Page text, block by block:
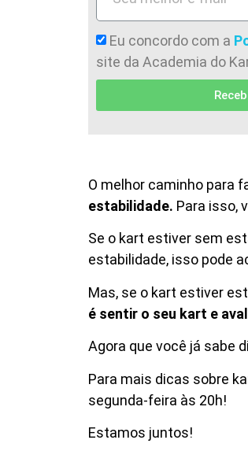
Eu concordo com a
site da Academia do
O melhor caminho para
estabilidade. Para isso,
Se o kart estiver sem
estabilidade, isso pode
Mas, se o kart estiver
é sentir o seu kart e
Agora que você já sabe
Para mais dicas sobre
segunda-feira às 20h!
Estamos juntos!